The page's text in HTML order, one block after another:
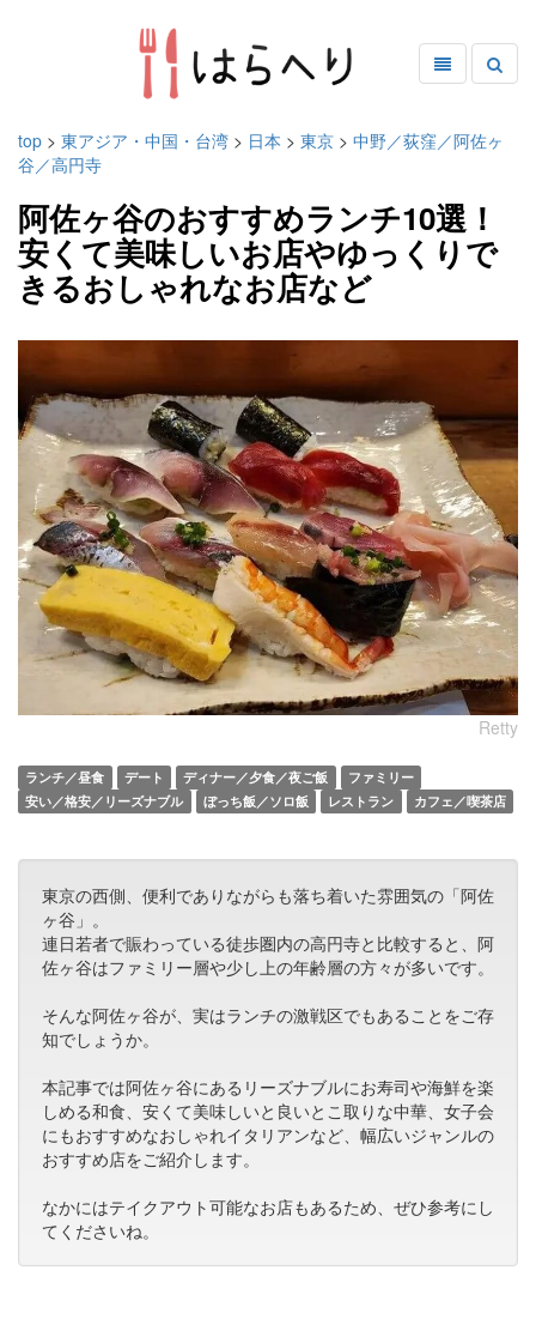
top > 東アジア・中国・台湾 > 日本 > 東京 > 中野／荻窪／阿佐ヶ
谷／高円寺
阿佐ヶ谷のおすすめランチ10選！
安くて美味しいお店やゆっくりで
きるおしゃれなお店など
Retty
ランチ／昼食 デート ディナー／夕食／夜ご飯
ファミリー
安い／格安／リーズナブル
ぼっち飯／ソロ飯 レストラン カフェ／喫茶店
東京の西側、便利でありながらも落ち着いた雰囲気の「阿佐
ヶ谷」。
連日若者で賑わっている徒歩圏内の高円寺と比較すると、阿
佐ヶ谷はファミリー層や少し上の年齢層の方々が多いです。
そんな阿佐ヶ谷が、実はランチの激戦区でもあることをご存
知でしょうか。
本記事では阿佐ヶ谷にあるリーズナブルにお寿司や海鮮を楽
しめる和食、安くて美味しいと良いとこ取りな中華、女子会
にもおすすめなおしゃれイタリアンなど、幅広いジャンルの
おすすめ店をご紹介します。
なかにはテイクアウト可能なお店もあるため、ぜひ参考にし
てくださいね。